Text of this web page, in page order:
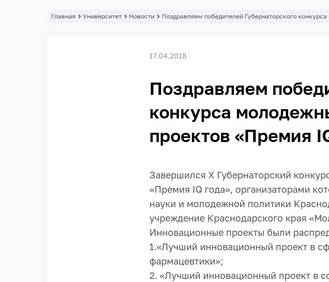
Главная Университет Новости Поздравляем победителей Губернаторского
17.04.2018
Поздравляем
конкурса
проектов «Премия
Завершился X Губернаторский
«Премия IQ года», организаторами
науки и молодежной политики
учреждение Краснодарского края
Инновационные проекты были
1.«Лучший инновационный проект в
фармацевтики»;
2. «Лучший инновационный проект в